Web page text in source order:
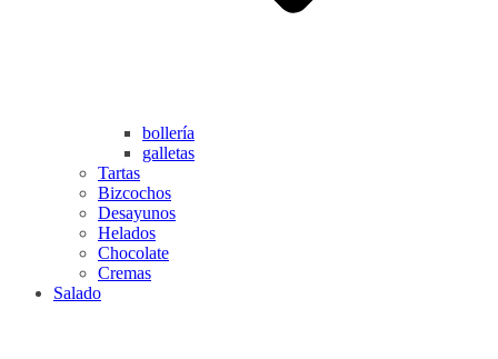
bollería
galletas
Tartas
Bizcochos
Desayunos
Helados
Chocolate
Cremas
Salado